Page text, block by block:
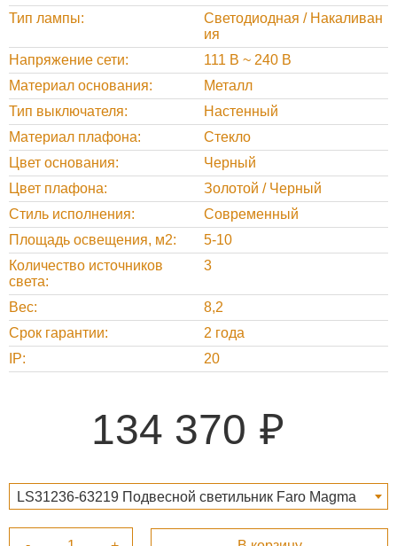
Тип лампы
Светодиодная / Накаливан
ия
Напряжение сети
111 В ~ 240 В
Материал основания
Металл
Тип выключателя
Настенный
Материал плафона
Стекло
Цвет основания
Черный
Цвет плафона
Золотой / Черный
Стиль исполнения
Cовременный
Площадь освещения, м2
5-10
Количество источников
света
3
Вес
8,2
Срок гарантии
2 года
IP
20
134 370
LS31236-63219 Подвесной светильник Faro Magma